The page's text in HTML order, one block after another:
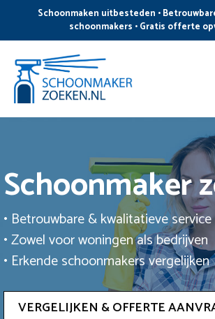
de
inhoud
Schoonmaken uitbesteden •
schoonmakers • Gratis offerte
Schoonmaker
• Betrouwbare & kwalitatieve service
• Zowel voor woningen als bedrijven
• Erkende schoonmakers vergelijken
VERGELIJKEN & OFFERTE